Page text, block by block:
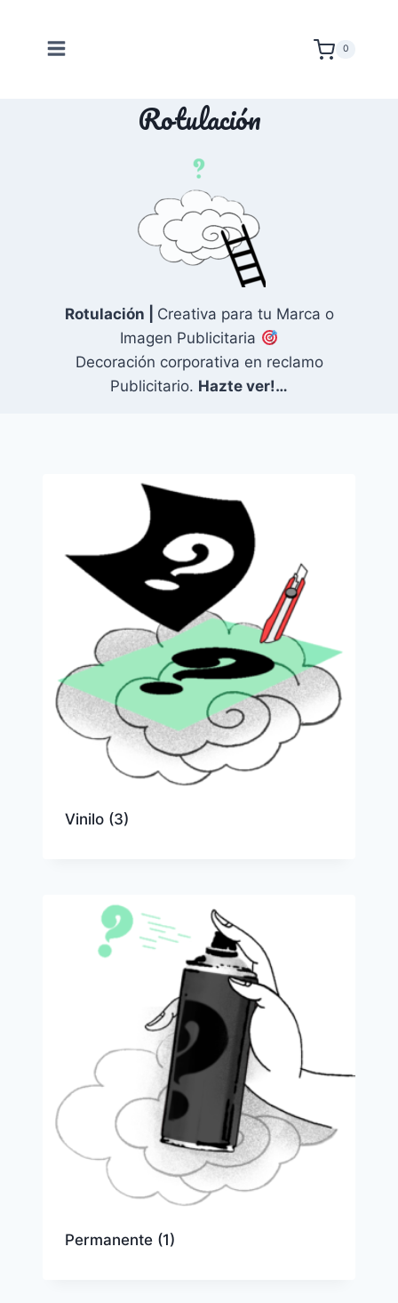
contenido
0
Rotulación
Rotulación | Creativa para tu Marca o
Imagen Publicitaria
Decoración corporativa en reclamo
Publicitario. Hazte ver!…
Vinilo (3)
Permanente (1)